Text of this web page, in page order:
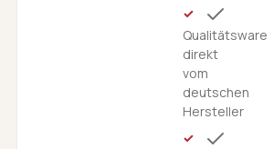
Qualitätsware
direkt
vom
deutschen
Hersteller